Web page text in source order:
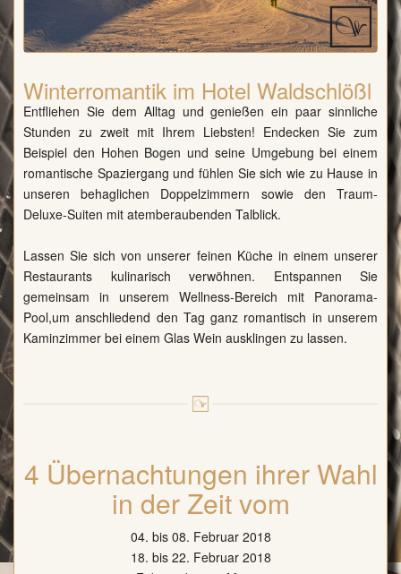
Winterromantik im Hotel Waldschlößl
Entfliehen Sie dem Alltag und genießen ein paar sinnliche
Stunden zu zweit mit Ihrem Liebsten! Endecken Sie zum
Beispiel den Hohen Bogen und seine Umgebung bei einem
romantische Spaziergang und fühlen Sie sich wie zu Hause in
unseren behaglichen Doppelzimmern sowie den Traum-
Deluxe-Suiten mit atemberaubenden Talblick.
Lassen Sie sich von unserer feinen Küche in einem unserer
Restaurants kulinarisch verwöhnen. Entspannen Sie
gemeinsam in unserem Wellness-Bereich mit Panorama-
Pool,um anschliedend den Tag ganz romantisch in unserem
Kaminzimmer bei einem Glas Wein ausklingen zu lassen.
4 Übernachtungen ihrer Wahl
in der Zeit vom
04. bis 08. Februar 2018
18. bis 22. Februar 2018